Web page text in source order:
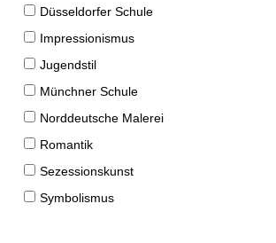
Düsseldorfer Schule
Impressionismus
Jugendstil
Münchner Schule
Norddeutsche Malerei
Romantik
Sezessionskunst
Symbolismus